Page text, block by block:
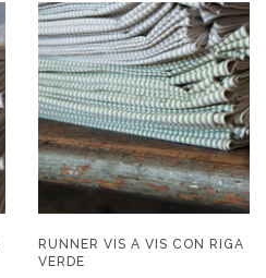
RUNNER VIS A VIS CON RIGA
VERDE